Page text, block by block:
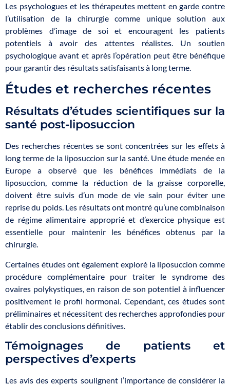
Les psychologues et les thérapeutes mettent en garde contre
l’utilisation de la chirurgie comme unique solution aux
problèmes d’image de soi et encouragent les patients
potentiels à avoir des attentes réalistes. Un soutien
psychologique avant et après l’opération peut être bénéfique
pour garantir des résultats satisfaisants à long terme.
Études et recherches récentes
Résultats d’études scientifiques sur la
santé post-liposuccion
Des recherches récentes se sont concentrées sur les effets à
long terme de la liposuccion sur la santé. Une étude menée en
Europe a observé que les bénéfices immédiats de la
liposuccion, comme la réduction de la graisse corporelle,
doivent être suivis d’un mode de vie sain pour éviter une
reprise du poids. Les résultats ont montré qu’une combinaison
de régime alimentaire approprié et d’exercice physique est
essentielle pour maintenir les bénéfices obtenus par la
chirurgie.
Certaines études ont également exploré la liposuccion comme
procédure complémentaire pour traiter le syndrome des
ovaires polykystiques, en raison de son potentiel à influencer
positivement le profil hormonal. Cependant, ces études sont
préliminaires et nécessitent des recherches approfondies pour
établir des conclusions définitives.
Témoignages de patients et
perspectives d’experts
Les avis des experts soulignent l’importance de considérer la